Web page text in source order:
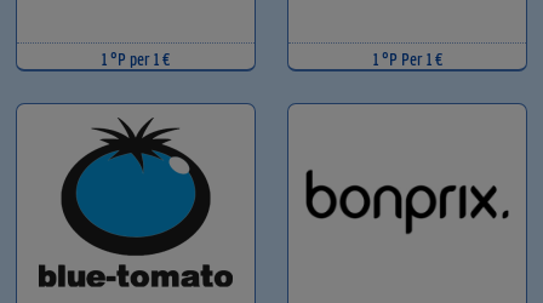
1 °P per 1 € 1 °P Per 1 €